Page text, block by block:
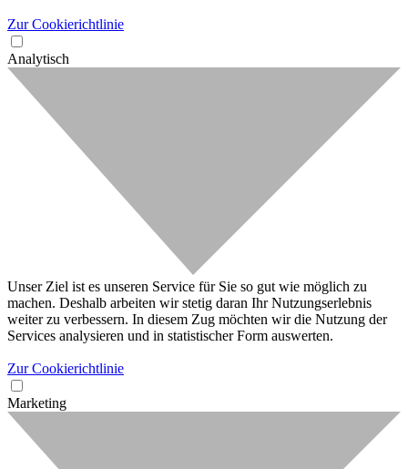
Zur Cookierichtlinie
Analytisch
Unser Ziel ist es unseren Service für Sie so gut wie möglich zu
machen. Deshalb arbeiten wir stetig daran Ihr Nutzungserlebnis
weiter zu verbessern. In diesem Zug möchten wir die Nutzung der
Services analysieren und in statistischer Form auswerten.
Zur Cookierichtlinie
Marketing